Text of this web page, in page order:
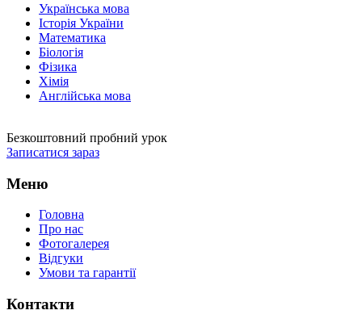
Українська мова
Історія України
Математика
Біологія
Фізика
Хімія
Англійська мова
Безкоштовний пробний урок
Записатися зараз
Меню
Головна
Про нас
Фотогалерея
Відгуки
Умови та гарантії
Контакти